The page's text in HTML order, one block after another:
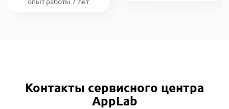
Контакты сервисного центра
AppLab